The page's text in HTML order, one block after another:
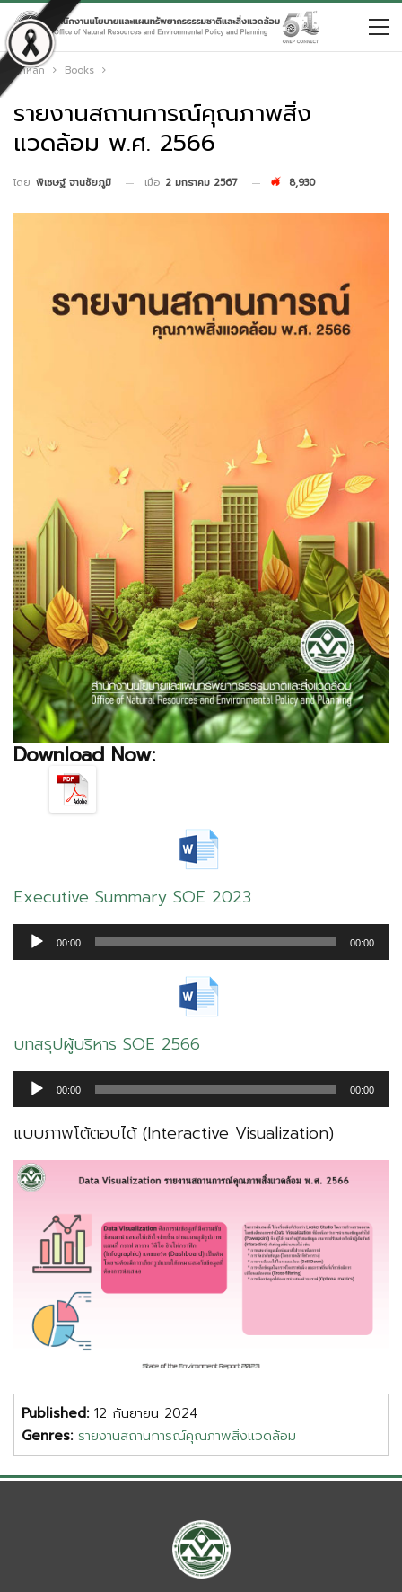
หน้าหลัก Books
รายงานสถานการณ์คุณภาพสิ่ง
แวดล้อม พ.ศ. 2566
โดย พิเชษฐ์ จานชัยภูมิ เมื่อ 2 มกราคม 2567 8,930
Download Now:
Executive Summary SOE 2023
เล่น
00:00 00:00
บทสรุปผู้บริหาร SOE 2566
เล่น
ไฟล์
00:00 00:00
แบบภาพโต้ตอบได้ (Interactive Visualization)
Published: 12 กันยายน 2024
Genres: รายงานสถานการณ์คุณภาพสิ่งแวดล้อม